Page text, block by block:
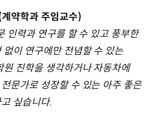
약학과 주임교수)
인력과 연구를 할 수 있고 풍부한
이 연구에만 전념할 수 있는
진학을 생각하거나 자동차에
문가로 성장할 수 있는 아주 좋은
싶습니다.